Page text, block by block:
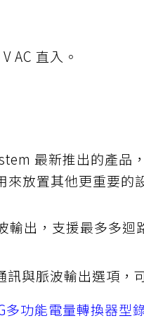
AC 直入。
最新推出的產品
放置其他更重要的
出，支援最多多迴
與脈波輸出選項，
功能電量轉換器型